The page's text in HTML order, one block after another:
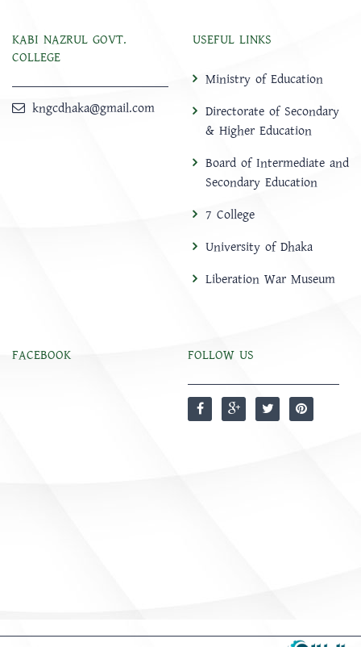
KABI NAZRUL GOVT.
COLLEGE
kngcdhaka@gmail.com
USEFUL LINKS
Ministry of Education
Directorate of Secondary
& Higher Education
Board of Intermediate and
Secondary Education
7 College
University of Dhaka
Liberation War Museum
FACEBOOK FOLLOW US